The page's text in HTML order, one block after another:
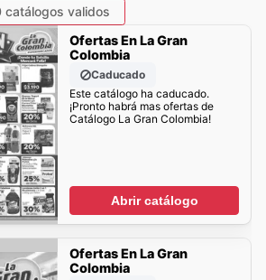
catálogos validos
Ofertas En La Gran
Colombia
Caducado
Este catálogo ha caducado.
¡Pronto habrá mas ofertas de
Catálogo La Gran Colombia!
Abrir catálogo
Ofertas En La Gran
Colombia